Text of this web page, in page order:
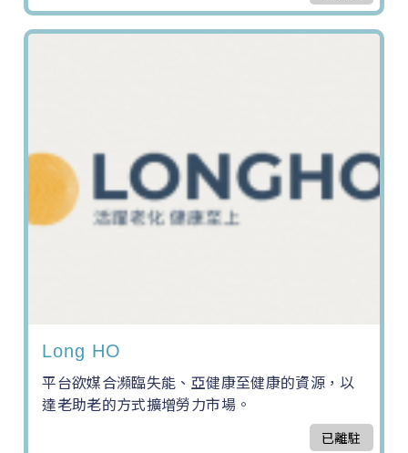
Long HO
平台欲媒合瀕臨失能、亞健康至健康的資源，以
達老助老的方式擴增勞力市場。
已離駐